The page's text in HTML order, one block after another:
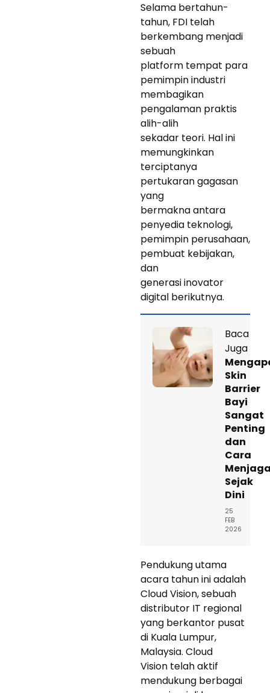
Selama bertahun-
tahun, FDI telah
berkembang menjadi
sebuah
platform tempat para
pemimpin industri
membagikan
pengalaman praktis
alih-alih
sekadar teori. Hal ini
memungkinkan
terciptanya
pertukaran gagasan
yang
bermakna antara
penyedia teknologi,
pemimpin perusahaan,
pembuat kebijakan,
dan
generasi inovator
digital berikutnya.
Baca
Juga
Skin
Barrier
Bayi
Sangat
Penting
dan
Cara
Sejak
Dini
25
FEB
2026
Pendukung utama
acara tahun ini adalah
Cloud Vision, sebuah
distributor IT regional
yang berkantor pusat
di Kuala Lumpur,
Malaysia. Cloud
Vision telah aktif
mendukung berbagai